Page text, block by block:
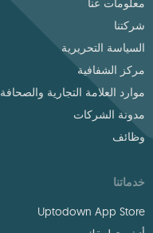
معلومات عنا
شركتنا
السياسة التحريرية
مركز الشفافية
موارد العلامة التجارية والصحافة
مدونة الشركات
وظائف
خدماتنا
Uptodown App Store